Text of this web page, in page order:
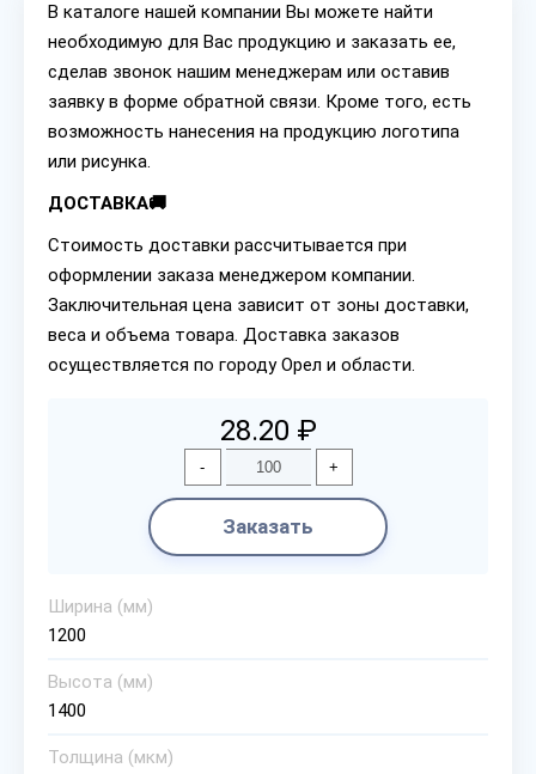
В каталоге нашей компании Вы можете найти
необходимую для Вас продукцию и заказать ее,
сделав звонок нашим менеджерам или оставив
заявку в форме обратной связи. Кроме того, есть
возможность нанесения на продукцию логотипа
или рисунка.
ДОСТАВКА🚚
Стоимость доставки рассчитывается при
оформлении заказа менеджером компании.
Заключительная цена зависит от зоны доставки,
веса и объема товара. Доставка заказов
осуществляется по городу Орел и области.
28.20 ₽
- +
Заказать
Ширина (мм)
1200
Высота (мм)
1400
Толщина (мкм)